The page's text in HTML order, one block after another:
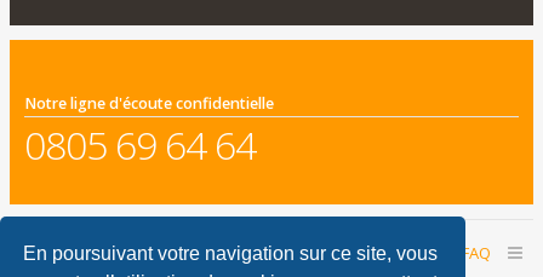
En poursuivant votre navigation sur ce site, vous
Notre ligne d'écoute confidentielle
0805 69 64 64
Accueil du forum FAQ
Nous contacter